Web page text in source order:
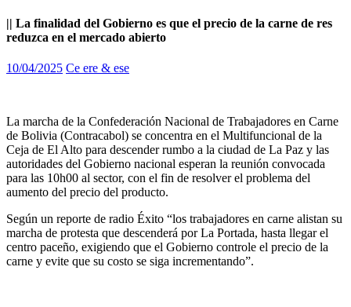
|| La finalidad del Gobierno es que el precio de la carne de res
reduzca en el mercado abierto
10/04/2025 Ce ere & ese
La marcha de la Confederación Nacional de Trabajadores en Carne
de Bolivia (Contracabol) se concentra en el Multifuncional de la
Ceja de El Alto para descender rumbo a la ciudad de La Paz y las
autoridades del Gobierno nacional esperan la reunión convocada
para las 10h00 al sector, con el fin de resolver el problema del
aumento del precio del producto.
Según un reporte de radio Éxito “los trabajadores en carne alistan su
marcha de protesta que descenderá por La Portada, hasta llegar el
centro paceño, exigiendo que el Gobierno controle el precio de la
carne y evite que su costo se siga incrementando”.